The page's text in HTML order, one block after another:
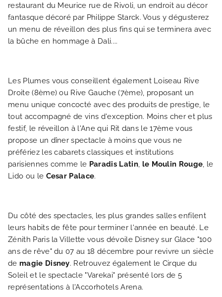
ACCUEIL
NOS CHAMBRES
OFFRES EXCLUSIVES
NOS ENGAGEMENTS
restaurant du Meurice rue de Rivoli, un endroit au décor
fantasque décoré par Philippe Starck. Vous y dégusterez
un menu de réveillon des plus fins qui se terminera avec
la bûche en hommage à Dali....
Les Plumes vous conseillent également Loiseau Rive
Droite (8ème) ou Rive Gauche (7ème), proposant un
menu unique concocté avec des produits de prestige, le
tout accompagné de vins d'exception. Moins cher et plus
festif, le réveillon à l'Ane qui Rit dans le 17ème vous
propose un dîner spectacle à moins que vous ne
préfériez les cabarets classiques et institutions
parisiennes comme le Paradis Latin, le Moulin Rouge, le
Lido ou le Cesar Palace.
Du côté des spectacles, les plus grandes salles enfilent
leurs habits de fête pour terminer l'année en beauté. Le
Zénith Paris la Villette vous dévoile Disney sur Glace "100
ans de rêve" du 07 au 18 décembre pour revivre un siècle
de magie Disney. Retrouvez également le Cirque du
Soleil et le spectacle "Varekai" présenté lors de 5
représentations à l'Accorhotels Arena.